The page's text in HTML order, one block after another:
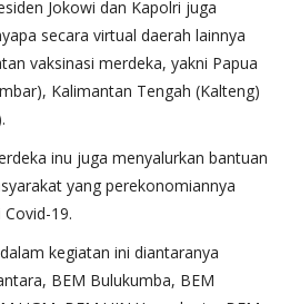
Jokowi dan Kapolri juga
secara virtual daerah lainnya
vaksinasi merdeka, yakni Papua
Kalimantan Tengah (Kalteng)
inu juga menyalurkan bantuan
yang perekonomiannya
19.
kegiatan ini diantaranya
BEM Bulukumba, BEM